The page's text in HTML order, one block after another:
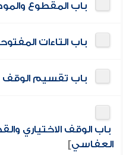
باب المقطوع
باب التاءات
باب تقسيم الوقف
باب الوقف الاختياري
العفاسي]